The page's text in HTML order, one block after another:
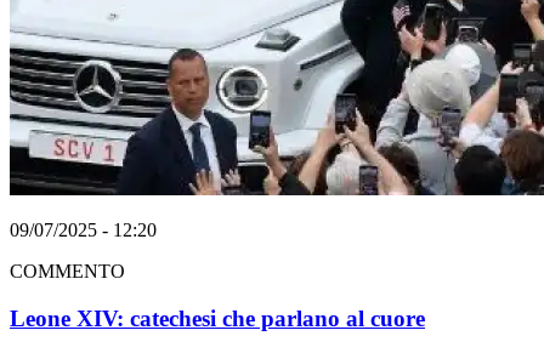
09/07/2025 - 12:20
COMMENTO
Leone XIV: catechesi che parlano al cuore